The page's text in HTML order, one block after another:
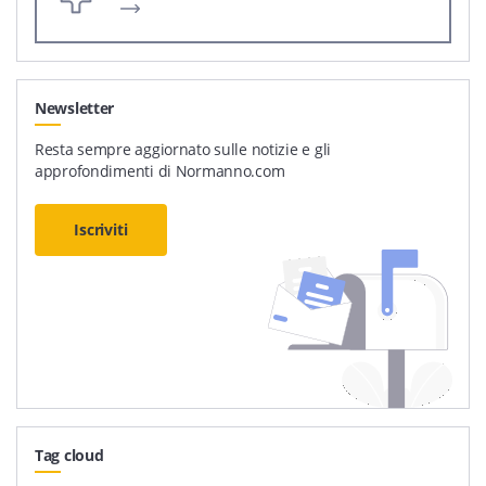
Newsletter
Resta sempre aggiornato sulle notizie e gli
approfondimenti di Normanno.com
Iscriviti
Tag cloud